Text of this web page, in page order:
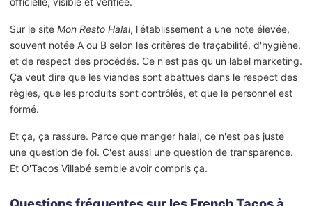
Sur le site Mon Resto Halal, l'établissement a une note élevée,
souvent notée A ou B selon les critères de traçabilité, d'hygiène,
et de respect des procédés. Ce n'est pas qu'un label marketing.
Ça veut dire que les viandes sont abattues dans le respect des
règles, que les produits sont contrôlés, et que le personnel est
formé.
Et ça, ça rassure. Parce que manger halal, ce n'est pas juste
une question de foi. C'est aussi une question de transparence.
Et O'Tacos Villabé semble avoir compris ça.